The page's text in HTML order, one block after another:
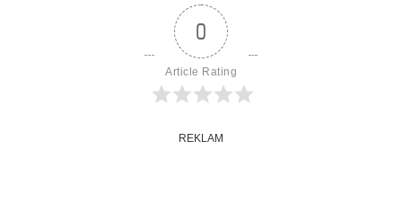
0
Article Rating
REKLAM